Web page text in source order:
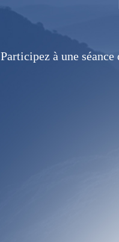
Participez à une